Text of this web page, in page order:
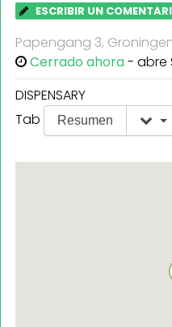
ESCRIBIR UN
Papengang 3, Groningen,
Cerrado ahora- abre
DISPENSARY
Tab
Resumen